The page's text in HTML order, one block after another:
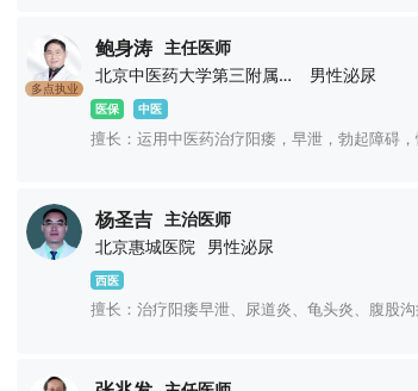
多点执业
鲍身涛
主任医师
北京中医药大学第三附属医院
男性泌尿
医保 中医
擅长：运用中医药治疗阳痿，早泄，勃起障碍
杨圣吉
主治医师
北京惠城医院
男性泌尿
西医
擅长：治疗阳痿早泄、尿道炎、龟头炎、腹股